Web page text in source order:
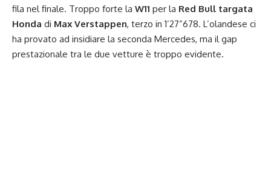
fila nel finale. Troppo forte la W11 per la Red Bull targata
Honda di Max Verstappen, terzo in 1’27”678. L’olandese ci
ha provato ad insidiare la seconda Mercedes, ma il gap
prestazionale tra le due vetture è troppo evidente.